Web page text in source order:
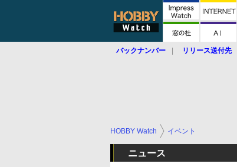
バックナンバー リリース送付先
HOBBY Watch イベント
ニュース